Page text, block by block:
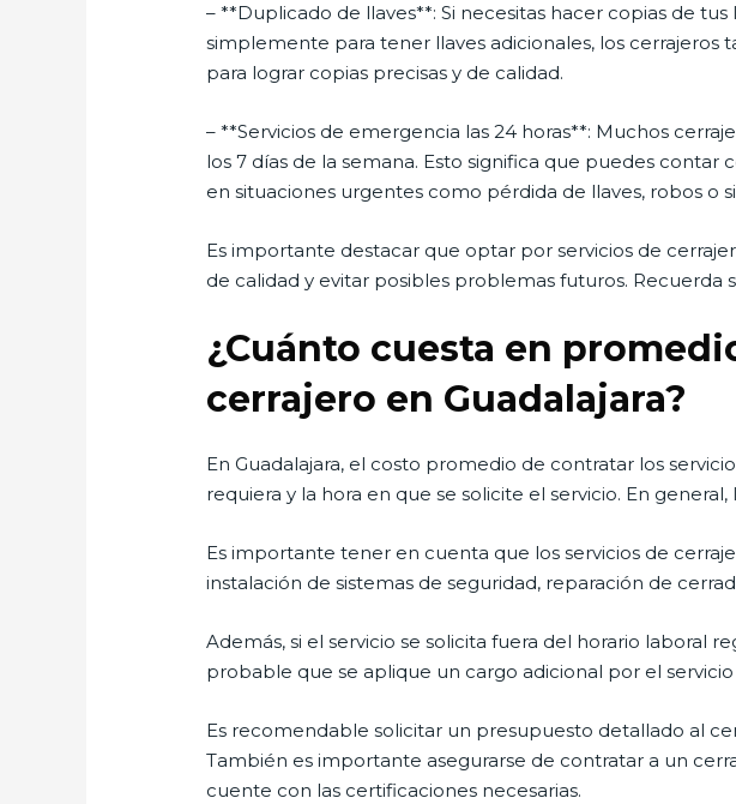
– **Duplicado de llaves**: Si necesitas hacer copias de
simplemente para tener llaves adicionales, los cerrajeros
para lograr copias precisas y de calidad.
– **Servicios de emergencia las 24 horas**: Muchos
los 7 días de la semana. Esto significa que puedes
en situaciones urgentes como pérdida de llaves, robos o
Es importante destacar que optar por servicios de
de calidad y evitar posibles problemas futuros.
¿Cuánto cuesta en
cerrajero en Guadalajara?
En Guadalajara, el costo promedio de contratar los
requiera y la hora en que se solicite el servicio. En
Es importante tener en cuenta que los servicios de
instalación de sistemas de seguridad, reparación de
Además, si el servicio se solicita fuera del horario laboral
probable que se aplique un cargo adicional por el
Es recomendable solicitar un presupuesto detallado al
También es importante asegurarse de contratar a un
cuente con las certificaciones necesarias.